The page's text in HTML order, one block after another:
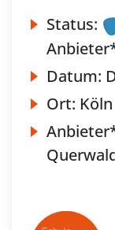
Status:
Datum:
Ort: Köln